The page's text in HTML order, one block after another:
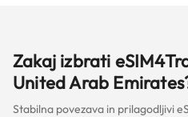
Zakaj izbrati
United Arab
Stabilna povezava in prilagodljivi